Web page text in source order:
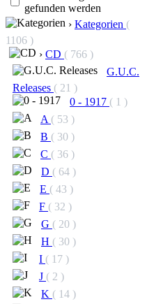
gefunden werden
› Kategorien (
1106 )
› CD ( 766 )
G.U.C.
Releases ( 21 )
0 - 1917 ( 1 )
A ( 53 )
B ( 30 )
C ( 36 )
D ( 64 )
E ( 43 )
F ( 32 )
G ( 20 )
H ( 30 )
I ( 17 )
J ( 2 )
K ( 14 )